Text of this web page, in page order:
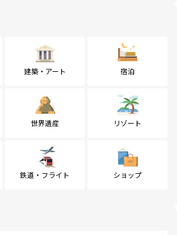
建築・アート 宿泊
世界遺産 リゾート
鉄道・フライト ショップ